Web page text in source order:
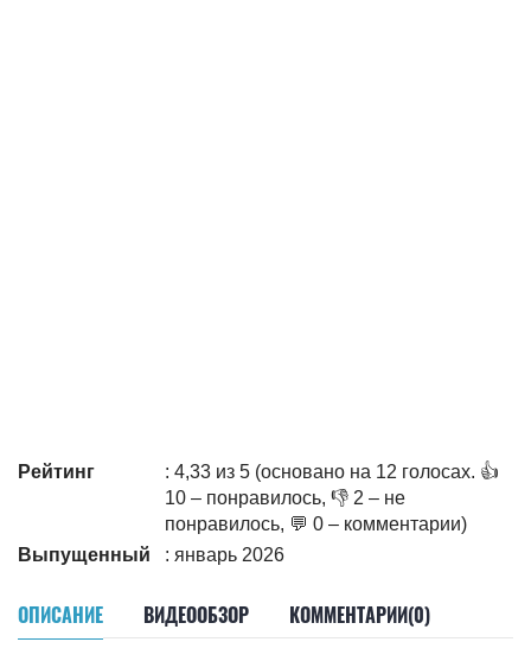
Рейтинг
: 4,33 из 5 (основано на 12 голосах. 👍
10 – понравилось, 👎 2 – не
понравилось, 💬 0 – комментарии)
Выпущенный
: январь 2026
ОПИСАНИЕ ВИДЕООБЗОР КОММЕНТАРИИ(0)